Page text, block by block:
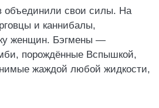
объединили свои силы. На
и каннибалы,
женщин. Бэгмены —
порождённые Вспышкой,
жаждой любой жидкости,